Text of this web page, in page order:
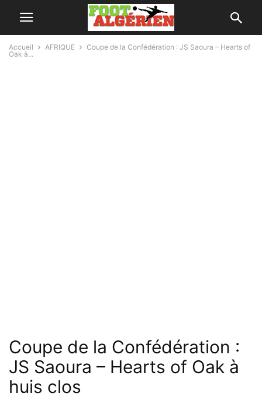
Accueil AFRIQUE
Coupe de la Confédération : JS Saoura – Hearts of
Oak à...
Coupe de la Confédération :
JS Saoura – Hearts of Oak à
huis clos